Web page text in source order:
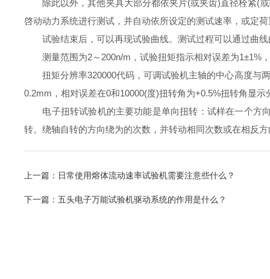
除此以外，其他夹具大部分都依夹片(或夹齿)直径栓紧(或
啓动动力系统进行测试，并自动依所设定的测试速率，或定
试验结束后，可以再现试验曲线。测试过程可以通过曲线
测量范围为2～200n/m，试验扭矩指示相对误差为1±1%
扭矩分辨率320000代码，可调试验机主轴的中心高度与两
0.2mm，相对误差在0和10000(度)扭转角为+0.5%扭转角显示
电子扭转试验机的主要功能是单向扭转：试样在一个方向
转。绕轴自转的方向绕为的次数，并转动相同次数或在相反
上一篇： 日常使用熔体流动速率试验机需要注意些什么？
下一篇： 五头电子万能试验机驱动系统的作用是什么？